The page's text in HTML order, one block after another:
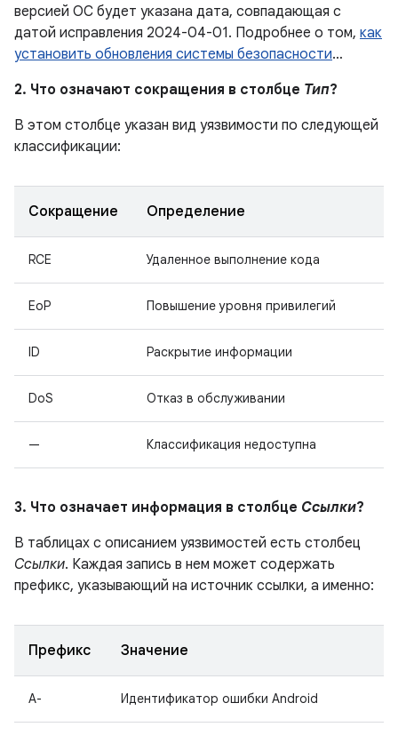
версией ОС будет указана дата, совпадающая с
датой исправления 2024-04-01. Подробнее о том, как
установить обновления системы безопасности…
2. Что означают сокращения в столбце Тип?
В этом столбце указан вид уязвимости по следующей
классификации:
Сокращение Определение
RCE Удаленное выполнение кода
EoP Повышение уровня привилегий
ID Раскрытие информации
DoS Отказ в обслуживании
— Классификация недоступна
3. Что означает информация в столбце Ссылки?
В таблицах с описанием уязвимостей есть столбец
Ссылки. Каждая запись в нем может содержать
префикс, указывающий на источник ссылки, а именно:
Префикс Значение
A- Идентификатор ошибки Android